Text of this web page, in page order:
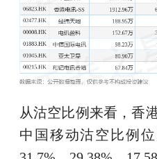
从沽空比例来看，香
中国移动沽空比例